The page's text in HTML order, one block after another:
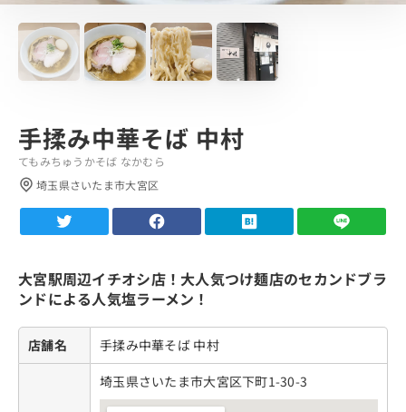
手揉み中華そば 中村
てもみちゅうかそば なかむら
埼玉県さいたま市大宮区
大宮駅周辺イチオシ店！大人気つけ麺店のセカンドブラ
ンドによる人気塩ラーメン！
店舗名 手揉み中華そば 中村
埼玉県さいたま市大宮区下町1-30-3